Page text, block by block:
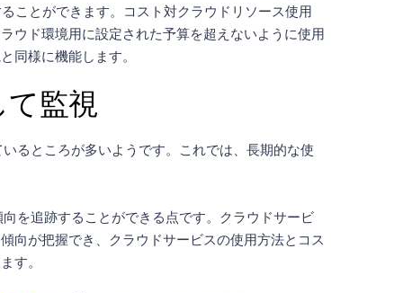
ことができます。コスト対クラウドリソース使用
ウド環境用に設定された予算を超えないように使用
同様に機能します。
て監視
るところが多いようです。これでは、長期的な使
を追跡することができる点です。クラウドサービ
向が把握でき、クラウドサービスの使用方法とコス
す。